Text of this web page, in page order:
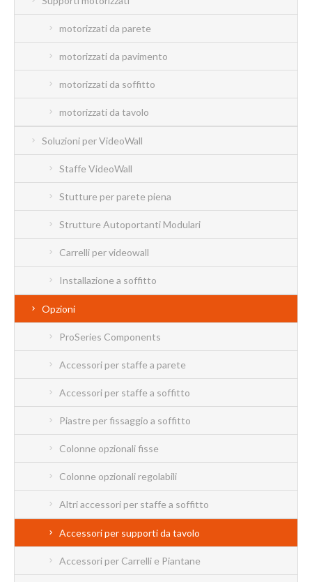
motorizzati da parete
motorizzati da pavimento
motorizzati da soffitto
motorizzati da tavolo
Soluzioni per VideoWall
Staffe VideoWall
Stutture per parete piena
Strutture Autoportanti Modulari
Carrelli per videowall
Installazione a soffitto
Opzioni
ProSeries Components
Accessori per staffe a parete
Accessori per staffe a soffitto
Piastre per fissaggio a soffitto
Colonne opzionali fisse
Colonne opzionali regolabili
Altri accessori per staffe a soffitto
Accessori per supporti da tavolo
Accessori per Carrelli e Piantane